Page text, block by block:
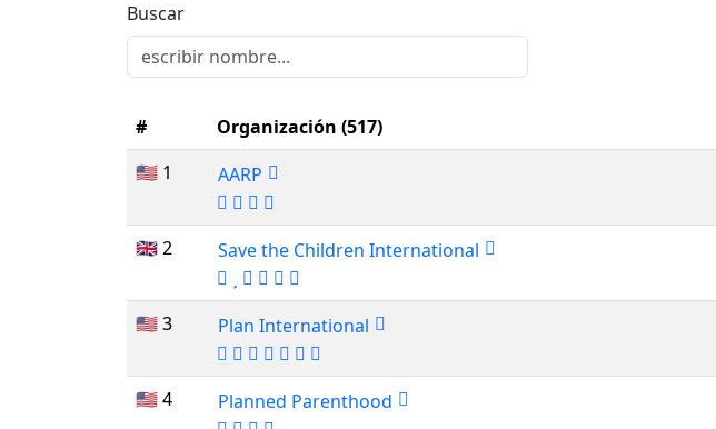
Buscar
# Organización (517)
🇺🇸 1
AARP
🇬🇧 2 Save the Children International
🇺🇸 3 Plan International
🇺🇸 4 Planned Parenthood